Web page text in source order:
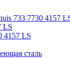
LS
4157 LS
сталь